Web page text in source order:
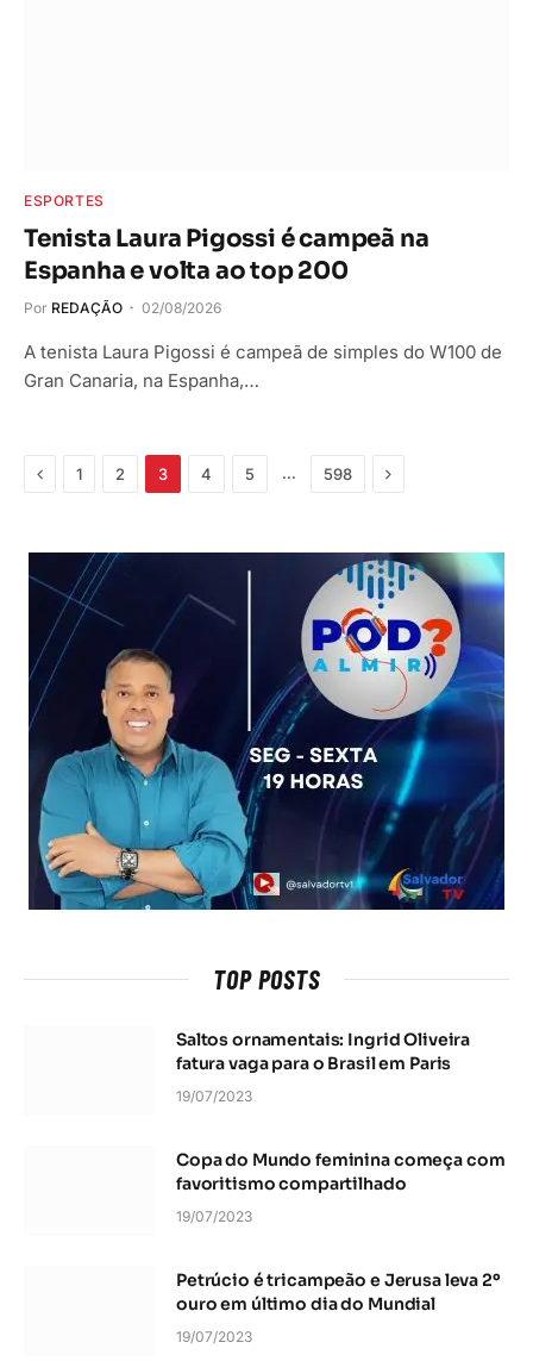
ESPORTES
Tenista Laura Pigossi é campeã na
Espanha e volta ao top 200
Por REDAÇÃO 02/08/2026
A tenista Laura Pigossi é campeã de simples do W100 de
Gran Canaria, na Espanha,…
Anterior
1 2 3 4 5 … 598 Próximo
TOP POSTS
Saltos ornamentais: Ingrid Oliveira
fatura vaga para o Brasil em Paris
19/07/2023
Copa do Mundo feminina começa com
favoritismo compartilhado
19/07/2023
Petrúcio é tricampeão e Jerusa leva 2º
ouro em último dia do Mundial
19/07/2023